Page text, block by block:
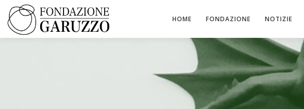
Passa
contenuto
HOME FONDAZIONE NOTIZIE